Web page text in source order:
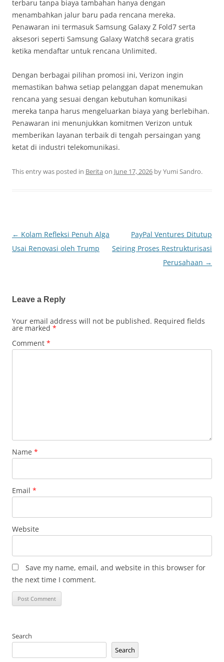
terbaru tanpa biaya tambahan hanya dengan
menambahkan jalur baru pada rencana mereka.
Penawaran ini termasuk Samsung Galaxy Z Fold7 serta
aksesori seperti Samsung Galaxy Watch8 secara gratis
ketika mendaftar untuk rencana Unlimited.
Dengan berbagai pilihan promosi ini, Verizon ingin
memastikan bahwa setiap pelanggan dapat menemukan
rencana yang sesuai dengan kebutuhan komunikasi
mereka tanpa harus mengeluarkan biaya yang berlebihan.
Penawaran ini menunjukkan komitmen Verizon untuk
memberikan layanan terbaik di tengah persaingan yang
ketat di industri telekomunikasi.
This entry was posted in Berita on June 17, 2026 byYumi Sandro.
Post
navigation
← Kolam Refleksi Penuh Alga
Usai Renovasi oleh Trump
PayPal Ventures Ditutup
Seiring Proses Restrukturisasi
Perusahaan →
Leave a Reply
Your email address will not be published. Required fields
are marked *
Comment *
Name *
Email *
Website
Save my name, email, and website in this browser for
the next time I comment.
Search
Search